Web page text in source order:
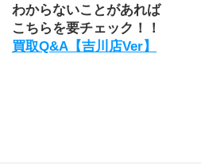
わからないことがあれば
こちらを要チェック！！
買取Q&A【吉川店Ver】